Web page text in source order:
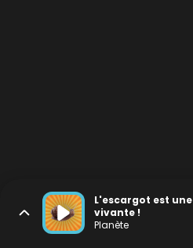
L'escargot est
vivante !
Planète